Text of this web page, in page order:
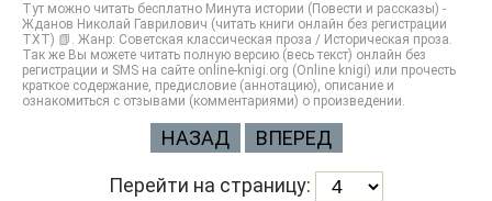
Тут можно читать бесплатно Минута истории (Повести и рассказы) -
Жданов Николай Гаврилович (читать книги онлайн без регистрации
TXT) 📗. Жанр: Советская классическая проза / Историческая проза.
Так же Вы можете читать полную версию (весь текст) онлайн без
регистрации и SMS на сайте online-knigi.org (Online knigi) или прочесть
краткое содержание, предисловие (аннотацию), описание и
ознакомиться с отзывами (комментариями) о произведении.
НАЗАД ВПЕРЕД
Перейти на страницу: